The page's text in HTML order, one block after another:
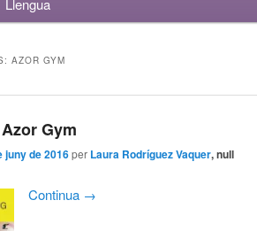
Llengua
AZOR GYM
Gym
juny de 2016 per Laura Rodríguez Vaquer, null
Continua →